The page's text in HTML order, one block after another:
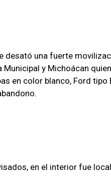
desató una fuerte
Municipal y Michoácan
en color blanco, Ford
en el interior fue